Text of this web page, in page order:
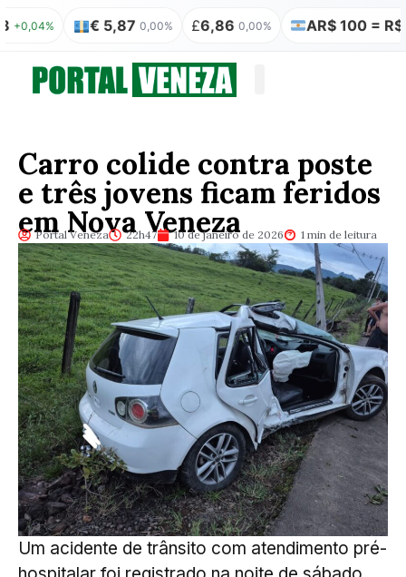
€ 5,87 0,00% £6,86 0,00% AR$ 100 = R$ 0,31
Carro colide contra poste
e três jovens ficam feridos
em Nova Veneza
Portal Veneza 22h47 10 de janeiro de 2026 1 min de leitura
Um acidente de trânsito com atendimento pré-